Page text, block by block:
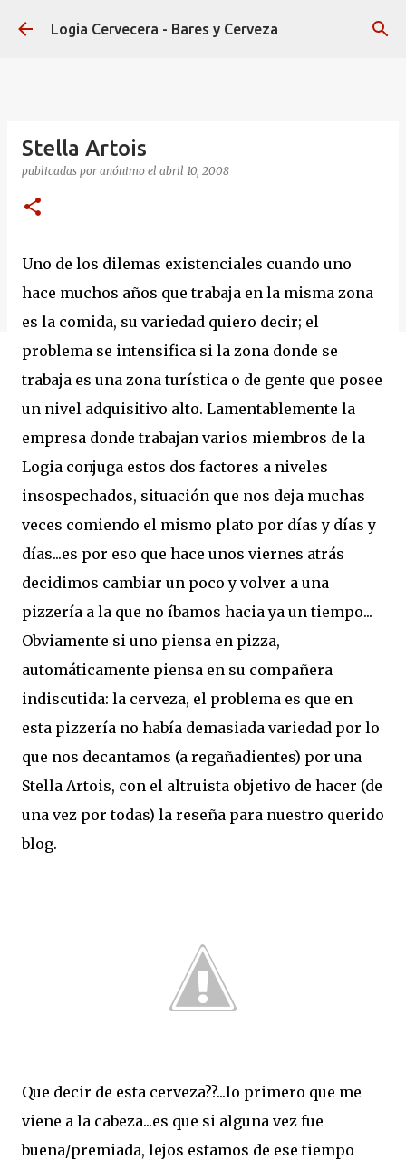
Ir al contenido principal
Logia Cervecera - Bares y Cerveza
Stella Artois
publicadas por anónimo el abril 10, 2008
Uno de los dilemas existenciales cuando uno
hace muchos años que trabaja en la misma zona
es la comida, su variedad quiero decir; el
problema se intensifica si la zona donde se
trabaja es una zona turística o de gente que posee
un nivel adquisitivo alto. Lamentablemente la
empresa donde trabajan varios miembros de la
Logia conjuga estos dos factores a niveles
insospechados, situación que nos deja muchas
veces comiendo el mismo plato por días y días y
días...es por eso que hace unos viernes atrás
decidimos cambiar un poco y volver a una
pizzería a la que no íbamos hacia ya un tiempo...
Obviamente si uno piensa en pizza,
automáticamente piensa en su compañera
indiscutida: la cerveza, el problema es que en
esta pizzería no había demasiada variedad por lo
que nos decantamos (a regañadientes) por una
Stella Artois, con el altruista objetivo de hacer (de
una vez por todas) la reseña para nuestro querido
blog.
Que decir de esta cerveza??...lo primero que me
viene a la cabeza...es que si alguna vez fue
buena/premiada, lejos estamos de ese tiempo